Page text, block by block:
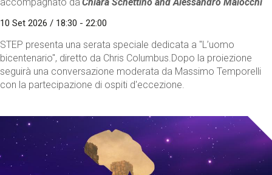
10 Set 2026 / 18:30 - 22:00
STEP presenta una serata speciale dedicata a "L’uomo
bicentenario", diretto da Chris Columbus.Dopo la proiezione
seguirà una conversazione moderata da Massimo Temporelli
con la partecipazione di ospiti d'eccezione.